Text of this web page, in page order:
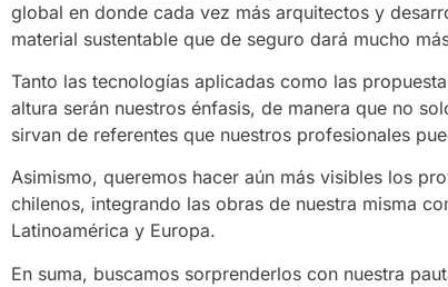
global en donde cada vez más arquitectos y
material sustentable que de seguro dará mucho
Tanto las tecnologías aplicadas como las
altura serán nuestros énfasis, de manera que no
sirvan de referentes que nuestros profesionales
Asimismo, queremos hacer aún más visibles los
chilenos, integrando las obras de nuestra misma
Latinoamérica y Europa.
En suma, buscamos sorprenderlos con nuestra